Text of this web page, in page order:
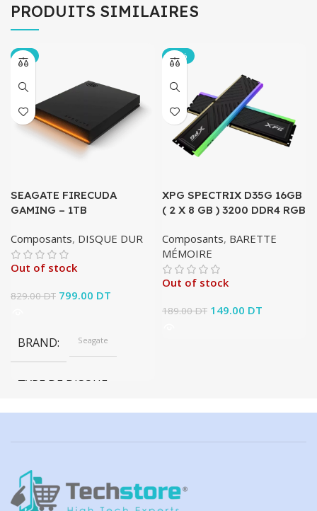
PRODUITS SIMILAIRES
-4%
SEAGATE FIRECUDA
GAMING – 1TB
Composants, DISQUE DUR
Out of stock
829.00DT Le prix initial était :
799.00 DT
actuel est :
BRAND Seagate
TYPE DE DISQUE
1 To
-21%
XPG SPECTRIX D35G 16GB
( 2 X 8 GB ) 3200 DDR4 RGB
Composants, BARETTE
MÉMOIRE
Out of stock
189.00DT Le prix initial était :
149.00 DT